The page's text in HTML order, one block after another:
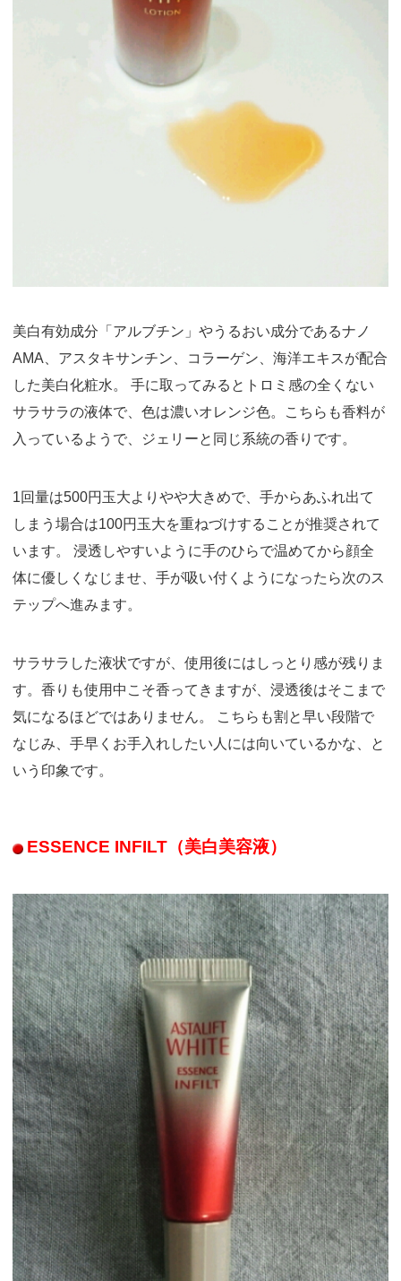
美白有効成分「アルブチン」やうるおい成分であるナノ
AMA、アスタキサンチン、コラーゲン、海洋エキスが配合
した美白化粧水。 手に取ってみるとトロミ感の全くない
サラサラの液体で、色は濃いオレンジ色。こちらも香料が
入っているようで、ジェリーと同じ系統の香りです。
1回量は500円玉大よりやや大きめで、手からあふれ出て
しまう場合は100円玉大を重ねづけすることが推奨されて
います。 浸透しやすいように手のひらで温めてから顔全
体に優しくなじませ、手が吸い付くようになったら次のス
テップへ進みます。
サラサラした液状ですが、使用後にはしっとり感が残りま
す。香りも使用中こそ香ってきますが、浸透後はそこまで
気になるほどではありません。 こちらも割と早い段階で
なじみ、手早くお手入れしたい人には向いているかな、と
いう印象です。
ESSENCE INFILT（美白美容液）